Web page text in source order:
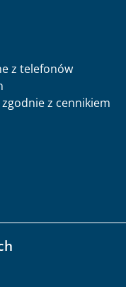
z telefonów
zgodnie z cennikiem